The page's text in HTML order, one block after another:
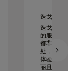
迭戈工作
迭戈为我
的服务、
都非同寻
处，一切
体验非常
丽且制作